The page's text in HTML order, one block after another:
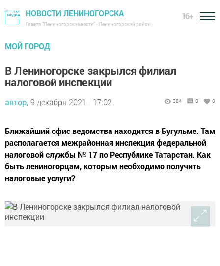
НОВОСТИ ЛЕНИНОГОРСКА
Газета "Лениногорские вести" - Лениногорский район
16+
МОЙ ГОРОД
В Лениногорске закрылся филиал
налоговой инспекции
автор, 9 декабря 2021 - 17:02 384 0 0
Ближайший офис ведомства находится в Бугульме. Там
располагается межрайонная инспекция федеральной
налоговой службы № 17 по Республике Татарстан. Как
быть лениногорцам, которым необходимо получить
налоговые услуги?